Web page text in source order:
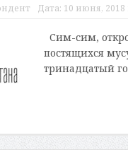
Дата: 10 июня, 2018
Сим-сим,
постящихся
тринадцатый